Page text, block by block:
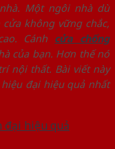
Một ngôi nhà dù
không vững chắc,
Cánh cửa chống
của bạn. Hơn thế nó
nội thất. Bài viết này
đại hiệu quả nhất